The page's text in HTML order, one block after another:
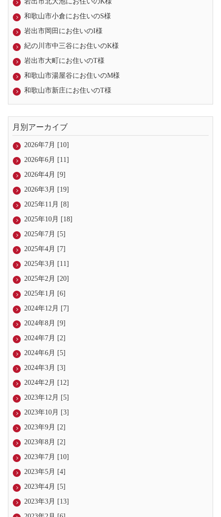
和歌山市小倉にお住いのS様
岩出市岡田にお住いのI様
紀の川市中三谷にお住いのK様
岩出市大町にお住いのT様
和歌山市湯屋谷にお住いのM様
和歌山市新庄にお住いのT様
月別アーカイブ
2026年7月 [10]
2026年6月 [11]
2026年4月 [9]
2026年3月 [19]
2025年11月 [8]
2025年10月 [18]
2025年7月 [5]
2025年4月 [7]
2025年3月 [11]
2025年2月 [20]
2025年1月 [6]
2024年12月 [7]
2024年8月 [9]
2024年7月 [2]
2024年6月 [5]
2024年3月 [3]
2024年2月 [12]
2023年12月 [5]
2023年10月 [3]
2023年9月 [2]
2023年8月 [2]
2023年7月 [10]
2023年5月 [4]
2023年4月 [5]
2023年3月 [13]